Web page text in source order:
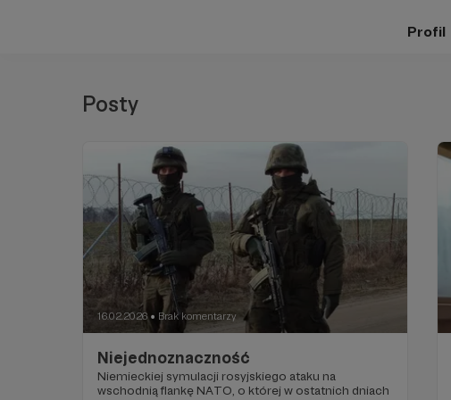
Profil
Posty
16.02.2026 ● Brak komentarzy
Niejednoznaczność
Niemieckiej symulacji rosyjskiego ataku na
wschodnią flankę NATO, o której w ostatnich dniach